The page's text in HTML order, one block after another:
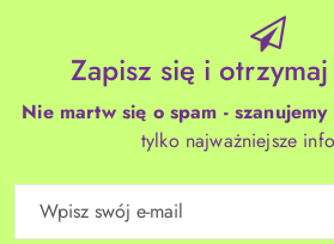
Zapisz się i
Nie martw się o spam - szanujemy
tylko najważniejsze